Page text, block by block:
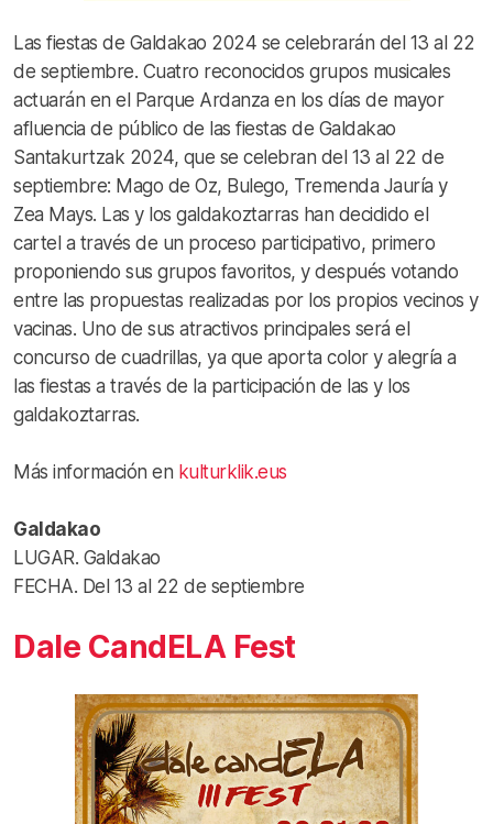
Las fiestas de Galdakao 2024 se celebrarán del 13 al 22
de septiembre. Cuatro reconocidos grupos musicales
actuarán en el Parque Ardanza en los días de mayor
afluencia de público de las fiestas de Galdakao
Santakurtzak 2024, que se celebran del 13 al 22 de
septiembre: Mago de Oz, Bulego, Tremenda Jauría y
Zea Mays. Las y los galdakoztarras han decidido el
cartel a través de un proceso participativo, primero
proponiendo sus grupos favoritos, y después votando
entre las propuestas realizadas por los propios vecinos y
vacinas. Uno de sus atractivos principales será el
concurso de cuadrillas, ya que aporta color y alegría a
las fiestas a través de la participación de las y los
galdakoztarras.
Más información en kulturklik.eus
Galdakao
LUGAR. Galdakao
FECHA. Del 13 al 22 de septiembre
Dale CandELA Fest